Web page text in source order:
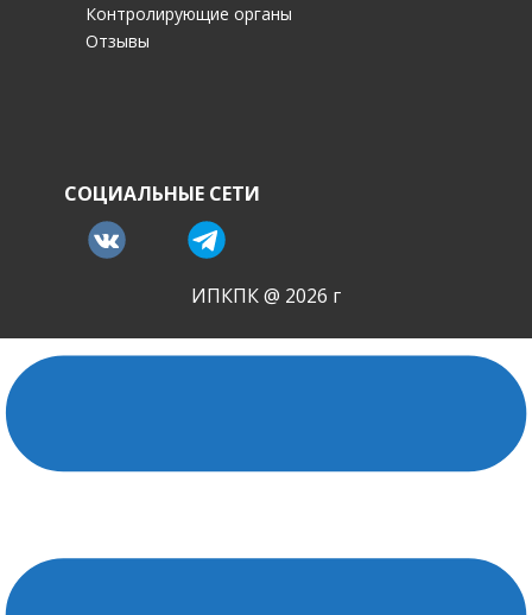
Контролирующие органы
Отзывы
СОЦИАЛЬНЫЕ СЕТИ
ИПКПК @ 2026 г